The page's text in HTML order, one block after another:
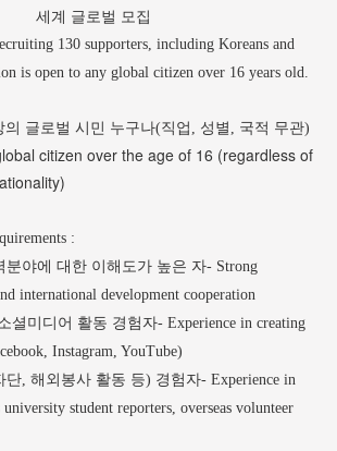
세계 글로벌 모집
130 supporters, including Koreans and
is open to any global citizen over 16 years old.
의 글로벌 시민 누구나(직업 , 성별 , 국적 무관)
citizen over the age of 16 (regardless of
:
분야에 대한 이해도가 높은 자- Strong
international development cooperation
셜미디어 활동 경험자- Experience in creating
Instagram, YouTube)
단, 해외봉사 활동 등) 경험자- Experience in
student reporters, overseas volunteer